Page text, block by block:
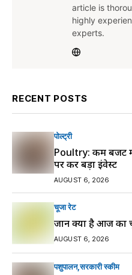
article is
highly
experts.
RECENT POSTS
पोल्ट्री
Poultry: कम बजट
पर करें बड़ा इंवेस्ट
AUGUST 6, 2026
चूजा रेट
जानें क्या है आज का
AUGUST 6, 2026
पशुपालन सरकारी स्की‍म